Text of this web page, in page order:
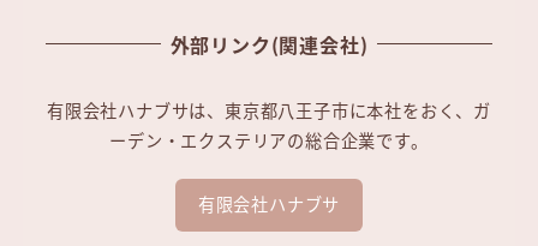
外部リンク(関連会社)
有限会社ハナブサは、東京都八王子市に本社をおく、ガ
ーデン・エクステリアの総合企業です。
有限会社ハナブサ